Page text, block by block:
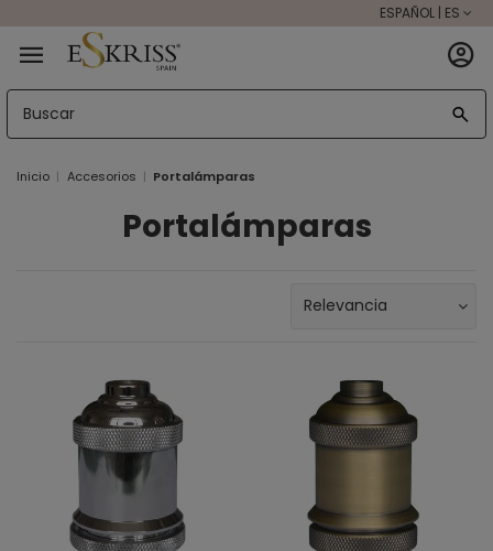
ESPAÑOL | ES
Inicio Accesorios Portalámparas
Portalámparas